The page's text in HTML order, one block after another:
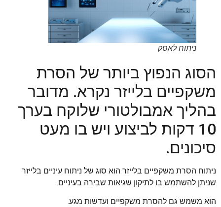
ניתוח לאסק
הסוג הנפוץ ביותר של הסרת
משקפיים בלייזר נקרא. מדובר
בהליך אמבולטורי שלוקח בערך
10 דקות לביצוע ויש בו מעט
סיכונים.
ניתוח הסרת משקפיים בלייזר הוא סוג של ניתוח עיניים בלייזר
שניתן להשתמש בו לתיקון שגיאות שבירה בעיניים.
הוא משמש גם להסרת משקפיים ועדשות מגע.